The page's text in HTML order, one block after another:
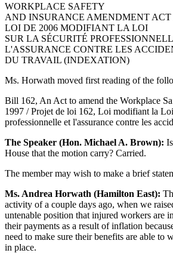
WORKPLACE SAFETY
AND INSURANCE AMENDMENT ACT
LOI DE 2006 MODIFIANT LA LOI
SUR LA SÉCURITÉ
L'ASSURANCE CONTRE LES
DU TRAVAIL (INDEXATION)
Ms. Horwath moved first reading of the
Bill 162, An Act to amend the Workplace
1997 / Projet de loi 162, Loi modifiant la
professionnelle et l'assurance contre les
The Speaker (Hon. Michael A. Brown):
House that the motion carry? Carried.
The member may wish to make a brief
Ms. Andrea Horwath (Hamilton East):
activity of a couple days ago, when we
untenable position that injured workers are
their payments as a result of inflation
need to make sure their benefits are able to
in place.